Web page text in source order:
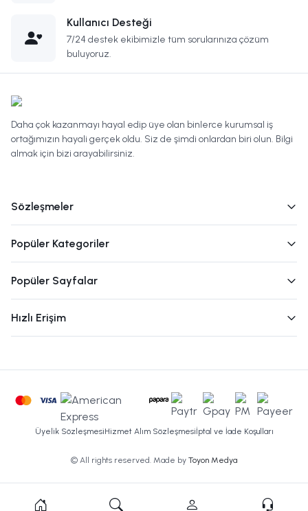
Kullanıcı Desteği
7/24 destek ekibimizle tüm sorularınıza çözüm
buluyoruz.
Daha çok kazanmayı hayal edip üye olan binlerce kurumsal iş
ortağımızın hayali gerçek oldu. Siz de şimdi onlardan biri olun. Bilgi
almak için bizi arayabilirsiniz.
Sözleşmeler
Popüler Kategoriler
Popüler Sayfalar
Hızlı Erişim
Üyelik SözleşmesiHizmet Alım Sözleşmesiİptal ve İade Koşulları
© All rights reserved. Made by Toyon Medya